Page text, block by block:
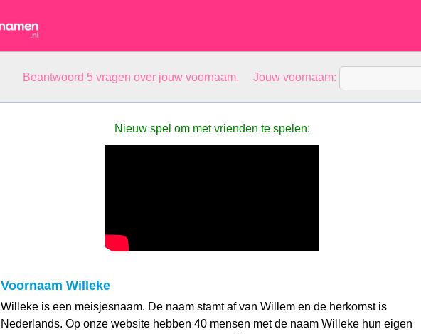
Beantwoord 5 vragen over jouw voornaam. Jouw voornaam:
Nieuw spel om met vrienden te spelen:
Voornaam Willeke
Willeke is een meisjesnaam. De naam stamt af van Willem en de herkomst is
Nederlands. Op onze website hebben 40 mensen met de naam Willeke hun eigen